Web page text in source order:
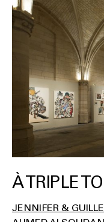
À TRIPLE
JENNIFER &